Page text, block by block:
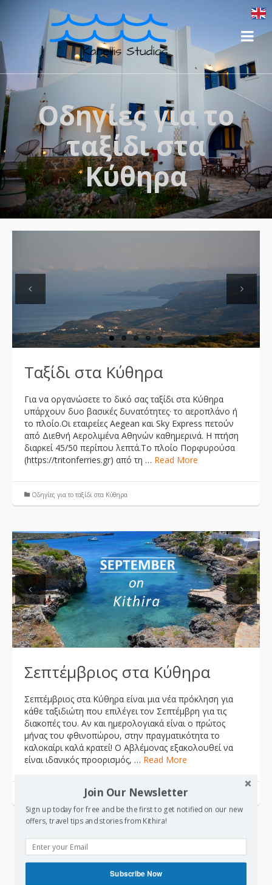
Οδηγίες για το
ταξίδι στα
Κύθηρα
Ταξίδι στα Κύθηρα
Για να οργανώσετε το δικό σας ταξίδι στα Κύθηρα
υπάρχουν δυο βασικές δυνατότητες· το αεροπλάνο ή
το πλοίο.Οι εταιρείες Aegean και Sky Express πετούν
από Διεθνή Αερολιμένα Αθηνών καθημερινά. Η πτήση
διαρκεί 45/50 περίπου λεπτά.Το πλοίο Πορφυρούσα
(https://tritonferries.gr) από τη … Read More
Οδηγίες για το ταξίδι στα Κύθηρα
Previous Next
Σεπτέμβριος στα Κύθηρα
Σεπτέμβριος στα Κύθηρα είναι μια νέα πρόκληση για
κάθε ταξιδιώτη που επιλέγει τον Σεπτέμβρη για τις
διακοπές του. Αν και ημερολογιακά είναι ο πρώτος
μήνας του φθινοπώρου, στην πραγματικότητα το
καλοκαίρι καλά κρατεί! Ο Αβλέμονας εξακολουθεί να
είναι ιδανικός προορισμός, … Read More
Οδηγίες για το ταξίδι στα Κύθηρα
Follow us
Join Our Newsletter
Sign up today for free and be the first to get notified on our new
offers, travel tips and stories from Kithira!
Subscribe Now